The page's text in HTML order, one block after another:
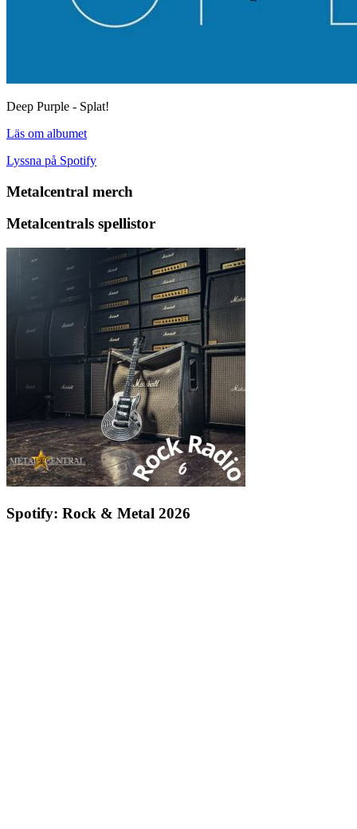
Deep Purple - Splat!
Läs om albumet
Lyssna på Spotify
Metalcentral merch
Metalcentrals spellistor
Spotify: Rock & Metal 2026